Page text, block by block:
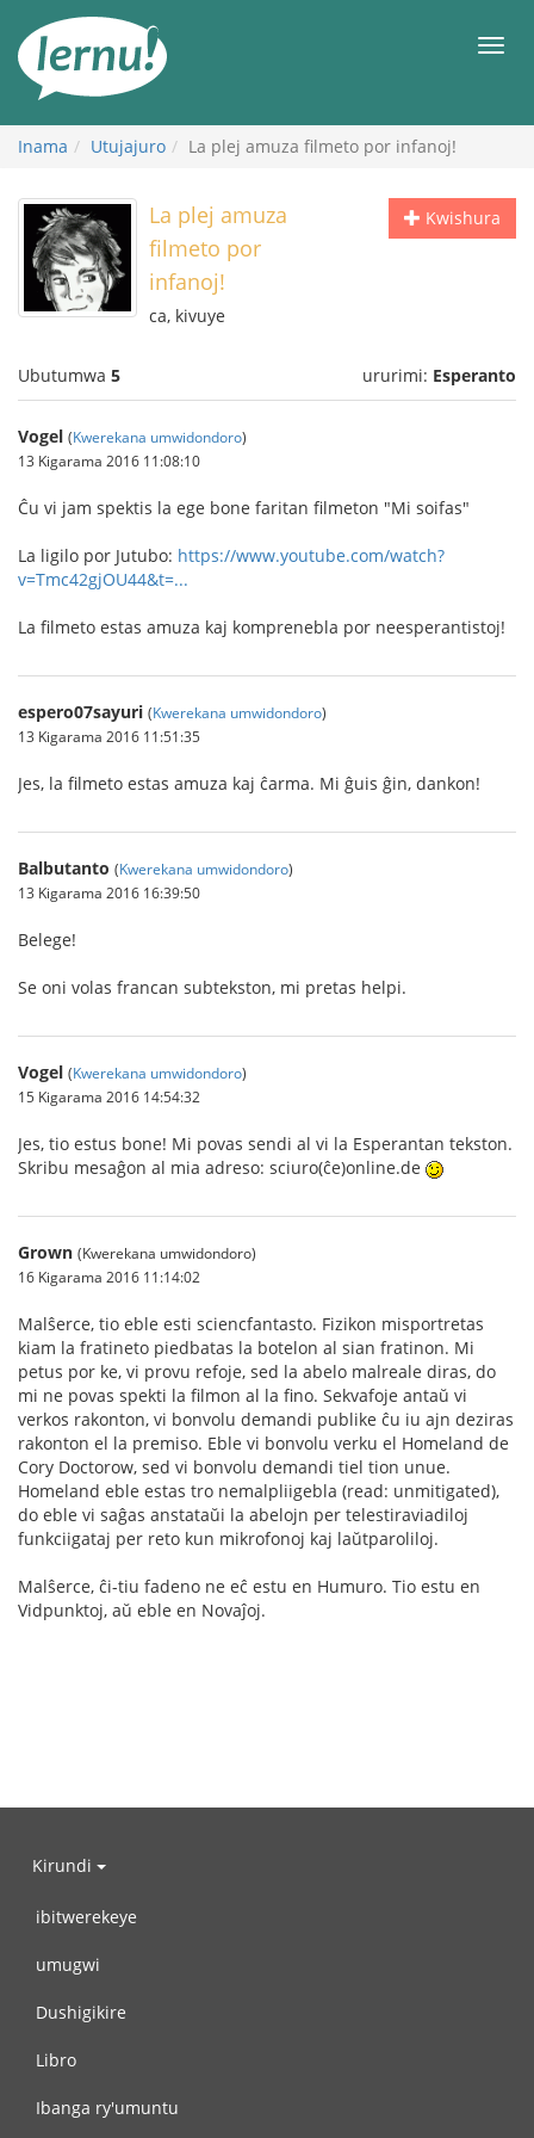
rupapuro
rw'ibirimwo
Inama Utujajuro La plej amuza filmeto por infanoj!
Kwishura
La plej amuza
filmeto por
infanoj!
ca, kivuye
Ubutumwa 5 ururimi: Esperanto
Vogel (Kwerekana umwidondoro)
13 Kigarama 2016 11:08:10
Ĉu vi jam spektis la ege bone faritan filmeton "Mi soifas"
La ligilo por Jutubo: https://www.youtube.com/watch?
v=Tmc42gjOU44&t=...
La filmeto estas amuza kaj komprenebla por neesperantistoj!
espero07sayuri (Kwerekana umwidondoro)
13 Kigarama 2016 11:51:35
Jes, la filmeto estas amuza kaj ĉarma. Mi ĝuis ĝin, dankon!
Balbutanto (Kwerekana umwidondoro)
13 Kigarama 2016 16:39:50
Belege!
Se oni volas francan subtekston, mi pretas helpi.
Vogel (Kwerekana umwidondoro)
15 Kigarama 2016 14:54:32
Jes, tio estus bone! Mi povas sendi al vi la Esperantan tekston.
Skribu mesaĝon al mia adreso: sciuro(ĉe)online.de
Grown (Kwerekana umwidondoro)
16 Kigarama 2016 11:14:02
Malŝerce, tio eble esti sciencfantasto. Fizikon misportretas
kiam la fratineto piedbatas la botelon al sian fratinon. Mi
petus por ke, vi provu refoje, sed la abelo malreale diras, do
mi ne povas spekti la filmon al la fino. Sekvafoje antaŭ vi
verkos rakonton, vi bonvolu demandi publike ĉu iu ajn deziras
rakonton el la premiso. Eble vi bonvolu verku el Homeland de
Cory Doctorow, sed vi bonvolu demandi tiel tion unue.
Homeland eble estas tro nemalpliigebla (read: unmitigated),
do eble vi saĝas anstataŭi la abelojn per telestiraviadiloj
funkciigataj per reto kun mikrofonoj kaj laŭtparoliloj.
Malŝerce, ĉi-tiu fadeno ne eĉ estu en Humuro. Tio estu en
Vidpunktoj, aŭ eble en Novaĵoj.
Kirundi
ibitwerekeye
umugwi
Dushigikire
Libro
Ibanga ry'umuntu